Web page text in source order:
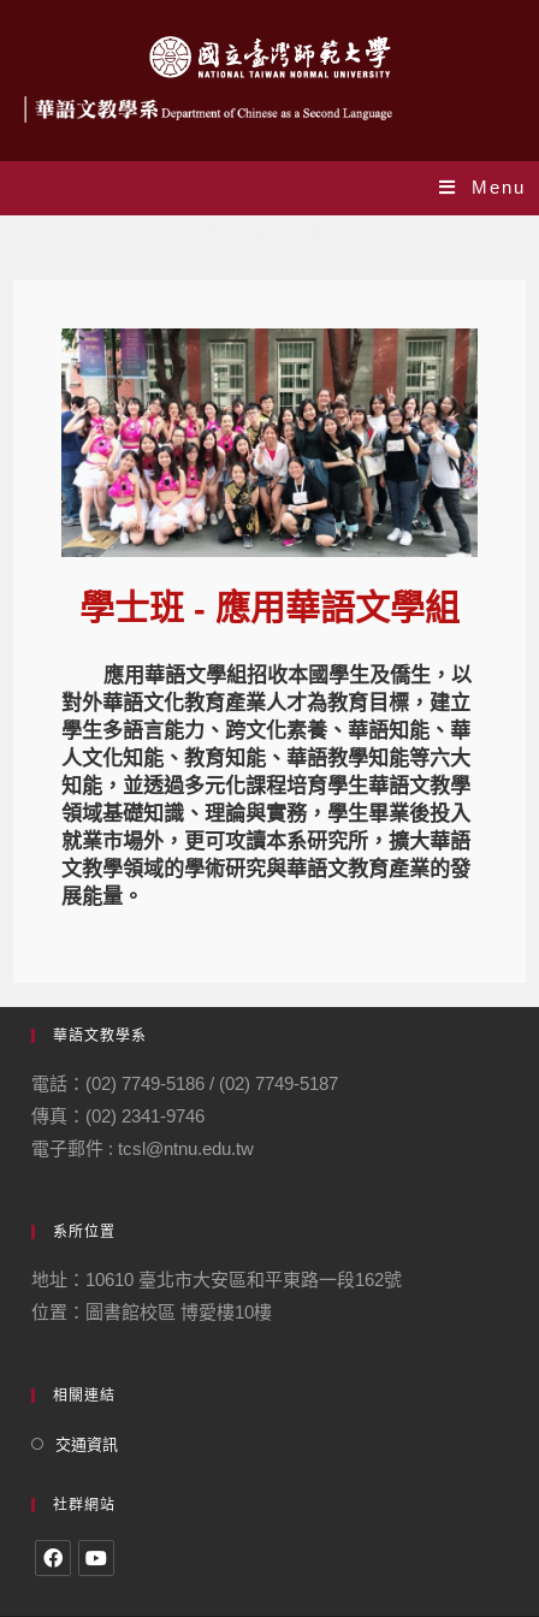
Menu
學士班 - 應用華語文學組
應用華語文學組招收本國學生及僑生，以
對外華語文化教育產業人才為教育目標，建立
學生多語言能力、跨文化素養、華語知能、華
人文化知能、教育知能、華語教學知能等六大
知能，並透過多元化課程培育學生華語文教學
領域基礎知識、理論與實務，學生畢業後投入
就業市場外，更可攻讀本系研究所，擴大華語
文教學領域的學術研究與華語文教育產業的發
展能量。
華語文教學系
電話：(02) 7749-5186 / (02) 7749-5187
傳真：(02) 2341-9746
電子郵件 : tcsl@ntnu.edu.tw
系所位置
地址：10610 臺北市大安區和平東路一段162號
位置：圖書館校區 博愛樓10樓
相關連結
交通資訊
社群網站